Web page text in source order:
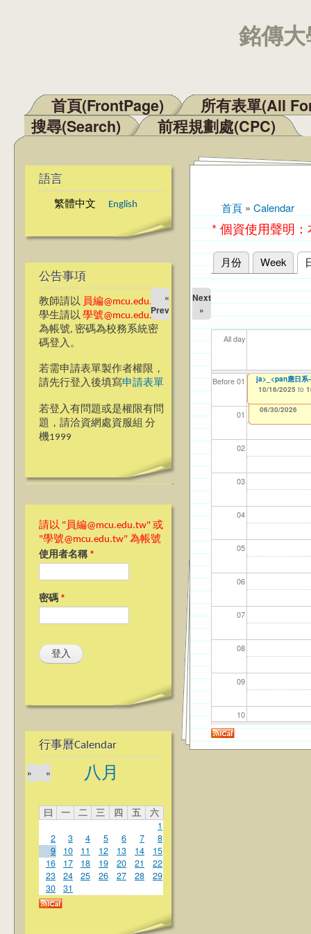
銘傳
主選單
首頁(FrontPage)
所有表單(All
搜尋(Search)
前程規劃處(CPC)
語言
繁體中文 English
公告事項
教師請以 員編@mcu.edu.tw
學生請以 學號@mcu.edu.tw
為帳號, 密碼為校務系統密
碼登入。
若需申請表單製作者權限，
請先行登入後填寫申請表單
若登入有問題或是權限有問
題，請洽資網處資服組 分
機1999
請以 "員編@mcu.edu.tw" 或
"學號@mcu.edu.tw" 為帳號
使用者名稱 *
密碼 *
行事曆Calendar
八月
«
»
曰 一 二 三 四 五
六
1
2
3 4 5 6 7
8
9
10 11 12 13 14
15
16
17 18 19 20 21
22
23
24 25 26 27 28
29
30
31
您在這裡
首頁 » Calendar
* 個資使用聲明
主要索引標籤
月份 Week
«
Prev
Next
»
All day
Before 01
01
02
03
04
05
06
07
08
09
10
11
【資網處】
整合系統～表單
12/31/2027
【財務處】工讀
11/12/2021 to
【財務處】漏打
錄
07/31/2027
114學年度前程
表(服務學習教師
07/31/2026
114學年度前程
回饋表(服務學習
06/30/2026
114
03/
【學
07/
114
09/
教務
11/
商品
11/
114
02/
【財
08/
高中
09/
【國教處僑陸事
10/15/2025 to
Ming Chuan
10/15/2025 to
銘傳大學永續發
10/15/2025 to
ja>_<pan應日系
10/16/2025 to